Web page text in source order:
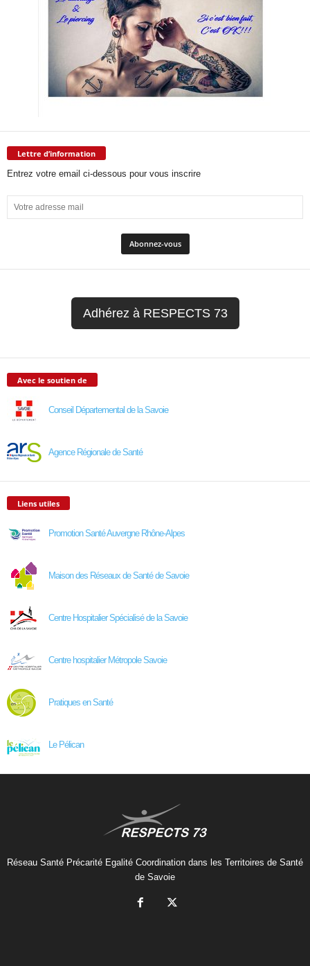
Lettre d’information
Entrez votre email ci-dessous pour vous inscrire
Adhérez à RESPECTS 73
Avec le soutien de
Conseil Départemental de la Savoie
Agence Régionale de Santé
Liens utiles
Promotion Santé Auvergne Rhône-Alpes
Maison des Réseaux de Santé de Savoie
Centre Hospitalier Spécialisé de la Savoie
Centre hospitalier Métropole Savoie
Pratiques en Santé
Le Pélican
Réseau Santé Précarité Egalité Coordination dans les Territoires de Santé
de Savoie